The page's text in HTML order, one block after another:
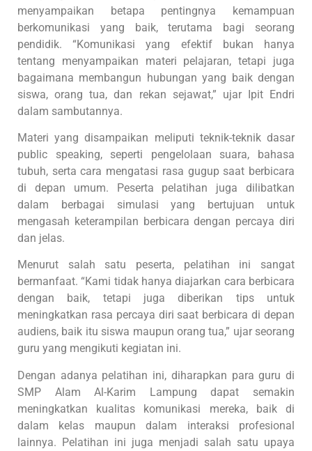
menyampaikan betapa pentingnya kemampuan
berkomunikasi yang baik, terutama bagi seorang
pendidik. “Komunikasi yang efektif bukan hanya
tentang menyampaikan materi pelajaran, tetapi juga
bagaimana membangun hubungan yang baik dengan
siswa, orang tua, dan rekan sejawat,” ujar Ipit Endri
dalam sambutannya.
Materi yang disampaikan meliputi teknik-teknik dasar
public speaking, seperti pengelolaan suara, bahasa
tubuh, serta cara mengatasi rasa gugup saat berbicara
di depan umum. Peserta pelatihan juga dilibatkan
dalam berbagai simulasi yang bertujuan untuk
mengasah keterampilan berbicara dengan percaya diri
dan jelas.
Menurut salah satu peserta, pelatihan ini sangat
bermanfaat. “Kami tidak hanya diajarkan cara berbicara
dengan baik, tetapi juga diberikan tips untuk
meningkatkan rasa percaya diri saat berbicara di depan
audiens, baik itu siswa maupun orang tua,” ujar seorang
guru yang mengikuti kegiatan ini.
Dengan adanya pelatihan ini, diharapkan para guru di
SMP Alam Al-Karim Lampung dapat semakin
meningkatkan kualitas komunikasi mereka, baik di
dalam kelas maupun dalam interaksi profesional
lainnya. Pelatihan ini juga menjadi salah satu upaya